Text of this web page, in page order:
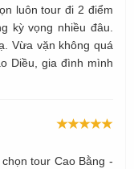
luôn tour đi 2 điểm
kỳ vọng nhiều đâu.
Vừa vặn không quá
Diều, gia đình mình
tour Cao Bằng -